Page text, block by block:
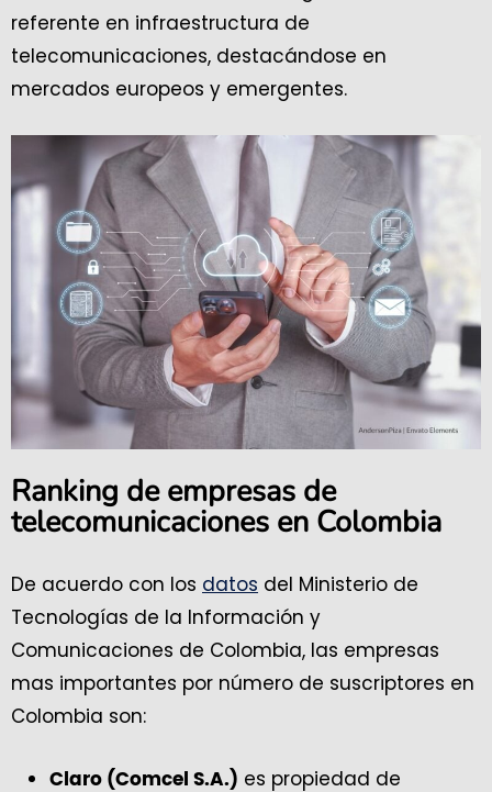
referente en infraestructura de
telecomunicaciones, destacándose en
mercados europeos y emergentes.
Ranking de empresas de
telecomunicaciones en Colombia
De acuerdo con los datos del Ministerio de
Tecnologías de la Información y
Comunicaciones de Colombia, las empresas
mas importantes por número de suscriptores en
Colombia son:
Claro (Comcel S.A.) es propiedad de